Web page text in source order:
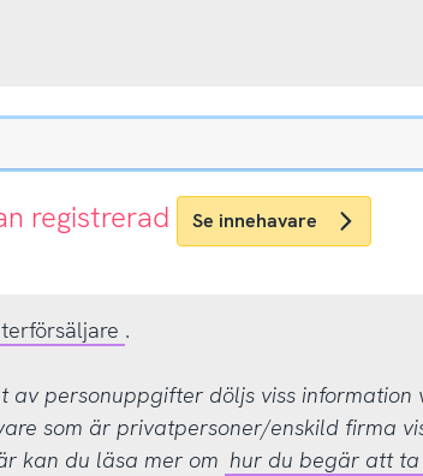
registrerad Se innehavare
.
av personuppgifter döljs viss information
som är privatpersoner/enskild firma
kan du läsa mer om hur du begär att